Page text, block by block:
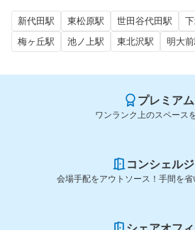
新代田駅 東松原駅 世田谷代田駅
梅ヶ丘駅
池ノ上駅 東北沢駅 明大
プレミアム
ワンランク上のスペース
コンシェル
会場手配をアウトソース！手間を省